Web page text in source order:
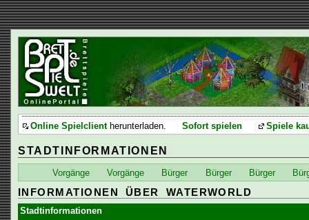
Online Spielclientherunterladen. Sofort spielen Spiele
STADTINFORMATIONEN
Vorgänge Vorgänge Bürger Bürger Bürger
INFORMATIONEN ÜBER WATERWORLD
Stadtinformationen